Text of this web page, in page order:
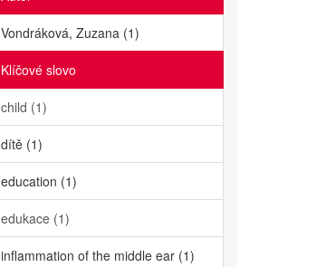
Vondráková, Zuzana (1)
Klíčové slovo
child (1)
dítě (1)
education (1)
edukace (1)
inflammation of the middle ear (1)